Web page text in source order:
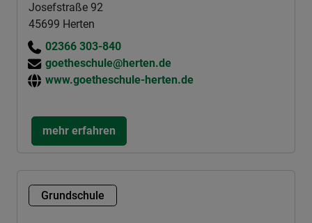
Josefstraße 92
45699 Herten
02366 303-840
goetheschule@herten.de
www.goetheschule-herten.de
mehr erfahren
Grundschule